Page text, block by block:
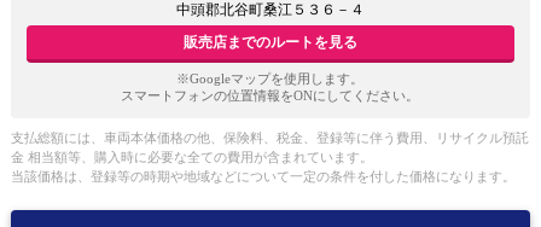
中頭郡北谷町桑江５３６－４
販売店までのルートを見る
※Googleマップを使用します。
スマートフォンの位置情報をONにしてください。
支払総額には、車両本体価格の他、保険料、税金、登録等に伴う費用、リサイクル預託
金 相当額等、購入時に必要な全ての費用が含まれています。
当該価格は、登録等の時期や地域などについて一定の条件を付した価格になります。